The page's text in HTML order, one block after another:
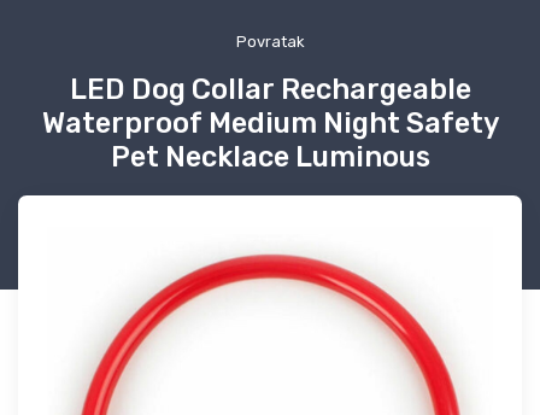
Povratak
LED Dog Collar Rechargeable
Waterproof Medium Night Safety
Pet Necklace Luminous